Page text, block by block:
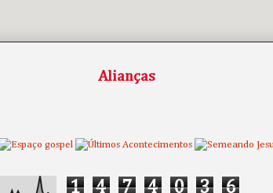
Alianças
1 4 7 4 0 3 6